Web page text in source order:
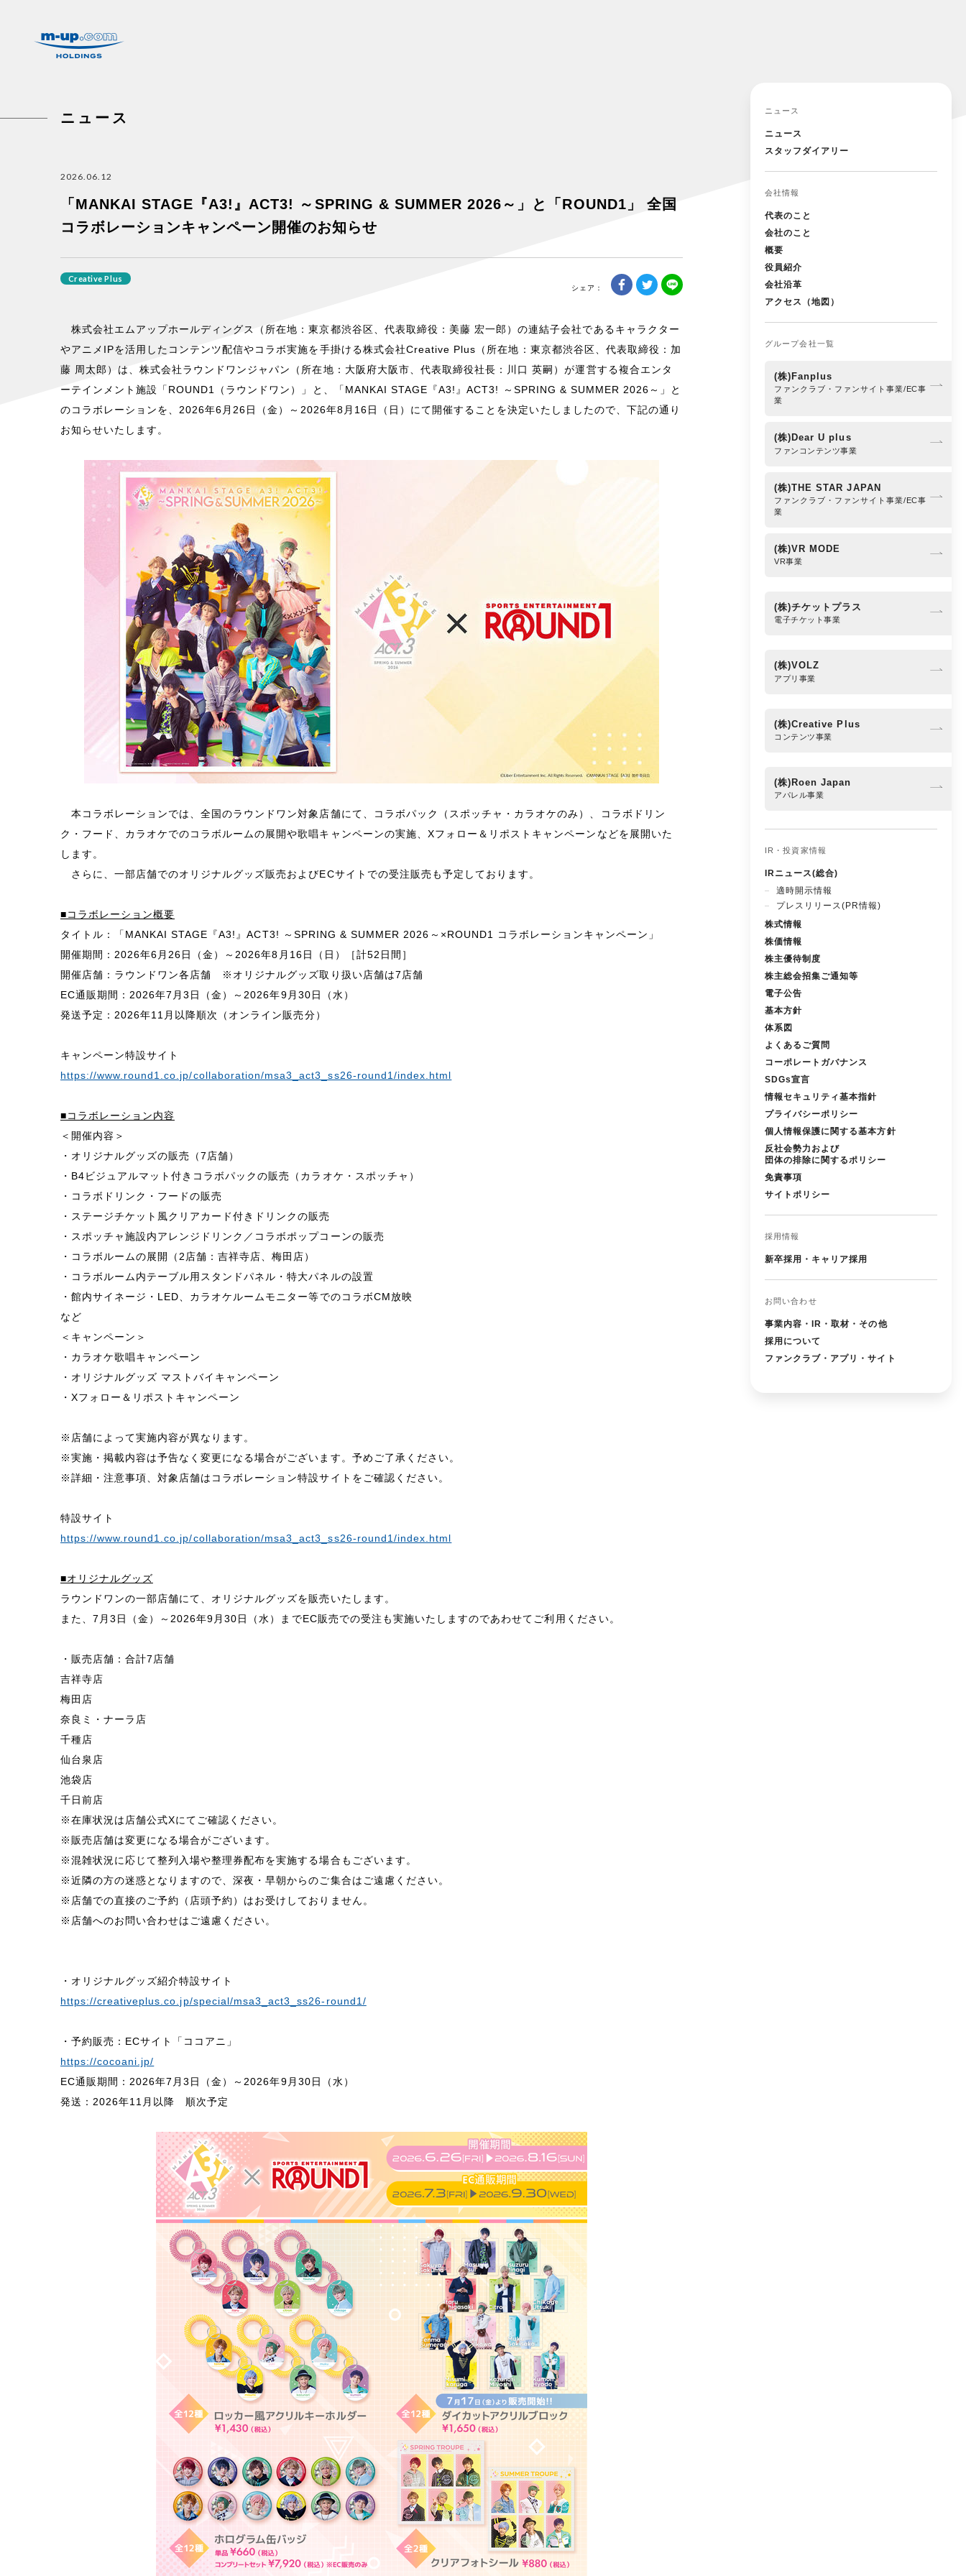
ニュース
2026.06.12
「MANKAI STAGE『A3!』ACT3! ～SPRING & SUMMER 2026～」と「ROUND1」 全国
コラボレーションキャンペーン開催のお知らせ
Creative Plus
株式会社エムアップホールディングス（所在地：東京都渋谷区、代表取締役：美藤 宏一郎）の連結子会社であるキャラクター
やアニメIPを活用したコンテンツ配信やコラボ実施を手掛ける株式会社Creative Plus（所在地：東京都渋谷区、代表取締役：加
藤 周太郎）は、株式会社ラウンドワンジャパン（所在地：大阪府大阪市、代表取締役社長：川口 英嗣）が運営する複合エンタ
ーテインメント施設「ROUND1（ラウンドワン）」と、「MANKAI STAGE『A3!』ACT3! ～SPRING & SUMMER 2026～」と
のコラボレーションを、2026年6月26日（金）～2026年8月16日（日）にて開催することを決定いたしましたので、下記の通り
お知らせいたします。
本コラボレーションでは、全国のラウンドワン対象店舗にて、コラボパック（スポッチャ・カラオケのみ）、コラボドリン
ク・フード、カラオケでのコラボルームの展開や歌唱キャンペーンの実施、Xフォロー＆リポストキャンペーンなどを展開いた
します。
さらに、一部店舗でのオリジナルグッズ販売およびECサイトでの受注販売も予定しております。
■コラボレーション概要
タイトル：「MANKAI STAGE『A3!』ACT3! ～SPRING & SUMMER 2026～×ROUND1 コラボレーションキャンペーン」
開催期間：2026年6月26日（金）～2026年8月16日（日）［計52日間］
開催店舗：ラウンドワン各店舗 ※オリジナルグッズ取り扱い店舗は7店舗
EC通販期間：2026年7月3日（金）～2026年9月30日（水）
発送予定：2026年11月以降順次（オンライン販売分）
キャンペーン特設サイト
https://www.round1.co.jp/collaboration/msa3_act3_ss26-round1/index.html
■コラボレーション内容
＜開催内容＞
・オリジナルグッズの販売（7店舗）
・B4ビジュアルマット付きコラボパックの販売（カラオケ・スポッチャ）
・コラボドリンク・フードの販売
・ステージチケット風クリアカード付きドリンクの販売
・スポッチャ施設内アレンジドリンク／コラボポップコーンの販売
・コラボルームの展開（2店舗：吉祥寺店、梅田店）
・コラボルーム内テーブル用スタンドパネル・特大パネルの設置
・館内サイネージ・LED、カラオケルームモニター等でのコラボCM放映
など
＜キャンペーン＞
・カラオケ歌唱キャンペーン
・オリジナルグッズ マストバイキャンペーン
・Xフォロー＆リポストキャンペーン
※店舗によって実施内容が異なります。
※実施・掲載内容は予告なく変更になる場合がございます。予めご了承ください。
※詳細・注意事項、対象店舗はコラボレーション特設サイトをご確認ください。
特設サイト
https://www.round1.co.jp/collaboration/msa3_act3_ss26-round1/index.html
■オリジナルグッズ
ラウンドワンの一部店舗にて、オリジナルグッズを販売いたします。
また、7月3日（金）～2026年9月30日（水）までEC販売での受注も実施いたしますのであわせてご利用ください。
・販売店舗：合計7店舗
吉祥寺店
梅田店
奈良ミ・ナーラ店
千種店
仙台泉店
池袋店
千日前店
※在庫状況は店舗公式Xにてご確認ください。
※販売店舗は変更になる場合がございます。
※混雑状況に応じて整列入場や整理券配布を実施する場合もございます。
※近隣の方の迷惑となりますので、深夜・早朝からのご集合はご遠慮ください。
※店舗での直接のご予約（店頭予約）はお受けしておりません。
※店舗へのお問い合わせはご遠慮ください。
・オリジナルグッズ紹介特設サイト
https://creativeplus.co.jp/special/msa3_act3_ss26-round1/
・予約販売：ECサイト「ココアニ」
https://cocoani.jp/
EC通販期間：2026年7月3日（金）～2026年9月30日（水）
発送：2026年11月以降 順次予定
ニュース
ニュース
スタッフダイアリー
会社情報
代表のこと
会社のこと
概要
役員紹介
会社沿革
アクセス（地図）
グループ会社一覧
(株)Fanplus
ファンクラブ・ファンサイト事業/EC事
業
(株)Dear U plus
ファンコンテンツ事業
(株)THE STAR JAPAN
ファンクラブ・ファンサイト事業/EC事
業
(株)VR MODE
VR事業
(株)チケットプラス
電子チケット事業
(株)VOLZ
アプリ事業
(株)Creative Plus
コンテンツ事業
(株)Roen Japan
アパレル事業
IR・投資家情報
IRニュース(総合)
適時開示情報
プレスリリース(PR情報)
株式情報
株価情報
株主優待制度
株主総会招集ご通知等
電子公告
基本方針
体系図
よくあるご質問
コーポレートガバナンス
SDGs宣言
情報セキュリティ基本指針
プライバシーポリシー
個人情報保護に関する基本方針
反社会勢力および
団体の排除に関するポリシー
免責事項
サイトポリシー
採用情報
新卒採用・キャリア採用
お問い合わせ
事業内容・IR・取材・その他
採用について
ファンクラブ・アプリ・サイト